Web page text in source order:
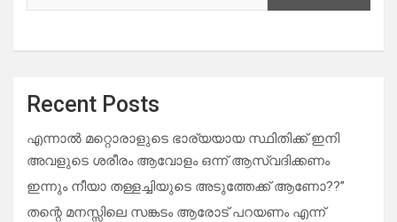
Recent Posts
എന്നാൽ മറ്റൊരാളുടെ ഭാര്യയായ സ്ഥിതിക്ക് ഇനി
അവളുടെ ശരീരം ആവോളം ഒന്ന് ആസ്വദിക്കണം
ഇന്നും നീയാ തള്ളച്ചിയുടെ അടുത്തേക്ക് ആണോ??”
തന്റെ മനസ്സിലെ സങ്കടം ആരോട് പറയണം എന്ന്